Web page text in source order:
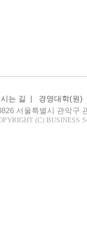
시는 길 | 경영대학(원)
서울특별시 관악구
(C) BUSINESS